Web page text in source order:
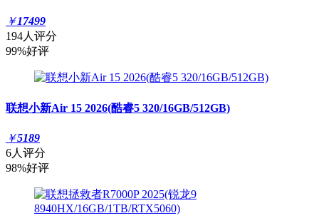
￥17499
194人评分
99%好评
联想小新Air 15 2026(酷睿5 320/16GB/512GB)
￥5189
6人评分
98%好评